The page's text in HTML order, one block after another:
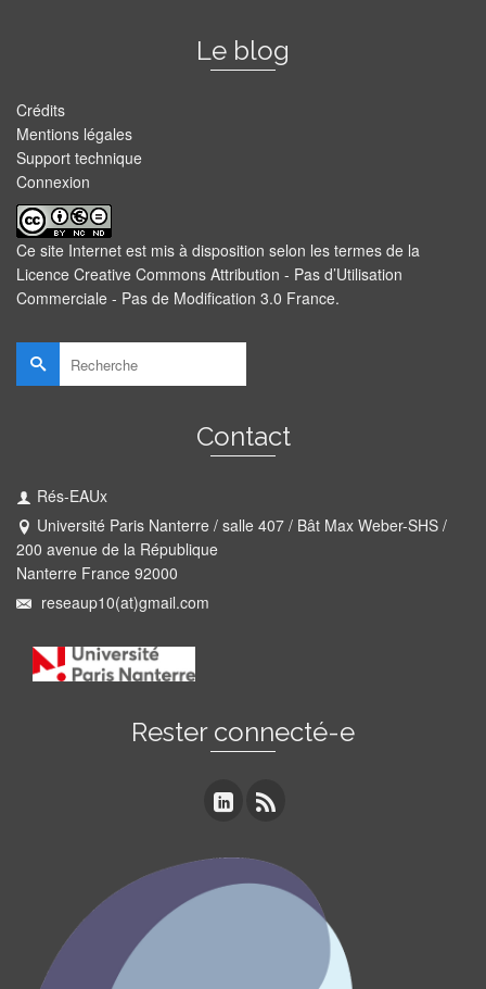
Le blog
Crédits
Mentions légales
Support technique
Connexion
Ce site Internet est mis à disposition selon les termes de la
Licence Creative Commons Attribution - Pas d’Utilisation
Commerciale - Pas de Modification 3.0 France.
Rechercher :
Contact
Rés-EAUx
Université Paris Nanterre / salle 407 / Bât Max Weber-SHS /
200 avenue de la République
Nanterre France 92000
reseaup10(at)gmail.com
Rester connecté-e